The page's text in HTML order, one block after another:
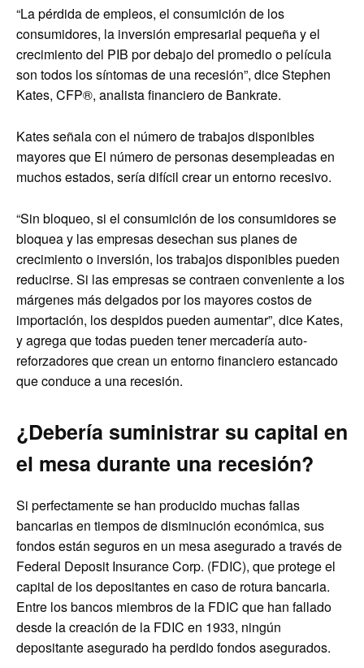
“La pérdida de empleos, el consumición de los
consumidores, la inversión empresarial pequeña y el
crecimiento del PIB por debajo del promedio o película
son todos los síntomas de una recesión”, dice Stephen
Kates, CFP®, analista financiero de Bankrate.
Kates señala con el número de trabajos disponibles
mayores que El número de personas desempleadas en
muchos estados, sería difícil crear un entorno recesivo.
“Sin bloqueo, si el consumición de los consumidores se
bloquea y las empresas desechan sus planes de
crecimiento o inversión, los trabajos disponibles pueden
reducirse. Si las empresas se contraen conveniente a los
márgenes más delgados por los mayores costos de
importación, los despidos pueden aumentar”, dice Kates,
y agrega que todas pueden tener mercadería auto-
reforzadores que crean un entorno financiero estancado
que conduce a una recesión.
¿Debería suministrar su capital en
el mesa durante una recesión?
Si perfectamente se han producido muchas fallas
bancarias en tiempos de disminución económica, sus
fondos están seguros en un mesa asegurado a través de
Federal Deposit Insurance Corp. (FDIC), que protege el
capital de los depositantes en caso de rotura bancaria.
Entre los bancos miembros de la FDIC que han fallado
desde la creación de la FDIC en 1933, ningún
depositante asegurado ha perdido fondos asegurados.